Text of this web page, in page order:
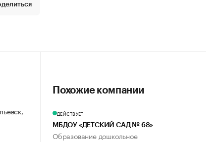
Похожие компании
ДЕЙСТВУЕТ
МБДОУ «ДЕТСКИЙ САД № 68»
Образование дошкольное